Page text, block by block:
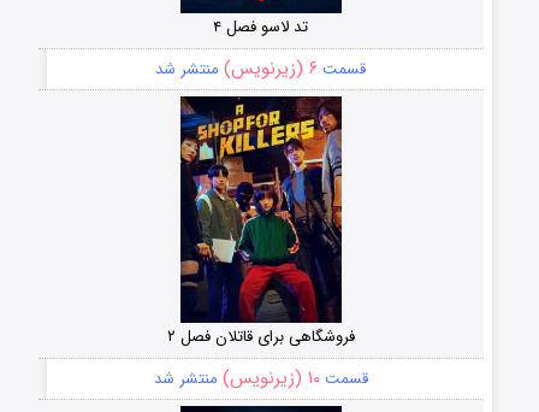
تد لاسو فصل ۴
قسمت ۶ (زیرنویس) منتشر شد
فروشگاهی برای قاتلان فصل ۲
قسمت۱۰ (زیرنویس) منتشر شد